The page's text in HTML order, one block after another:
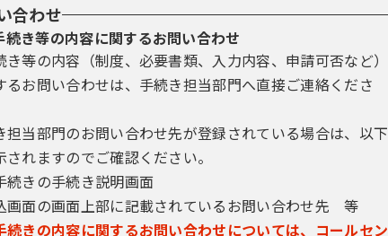
合わせ
続き等の内容に関するお問い合わせ
き等の内容（制度、必要書類、入力内容、申請可否など）
るお問い合わせは、手続き担当部門へ直接ご連絡くださ
担当部門のお問い合わせ先が登録されている場合は、以下
されますのでご確認ください。
続きの手続き説明画面
画面の画面上部に記載されているお問い合わせ先 等
きの内容に関するお問い合わせについては、コールセン